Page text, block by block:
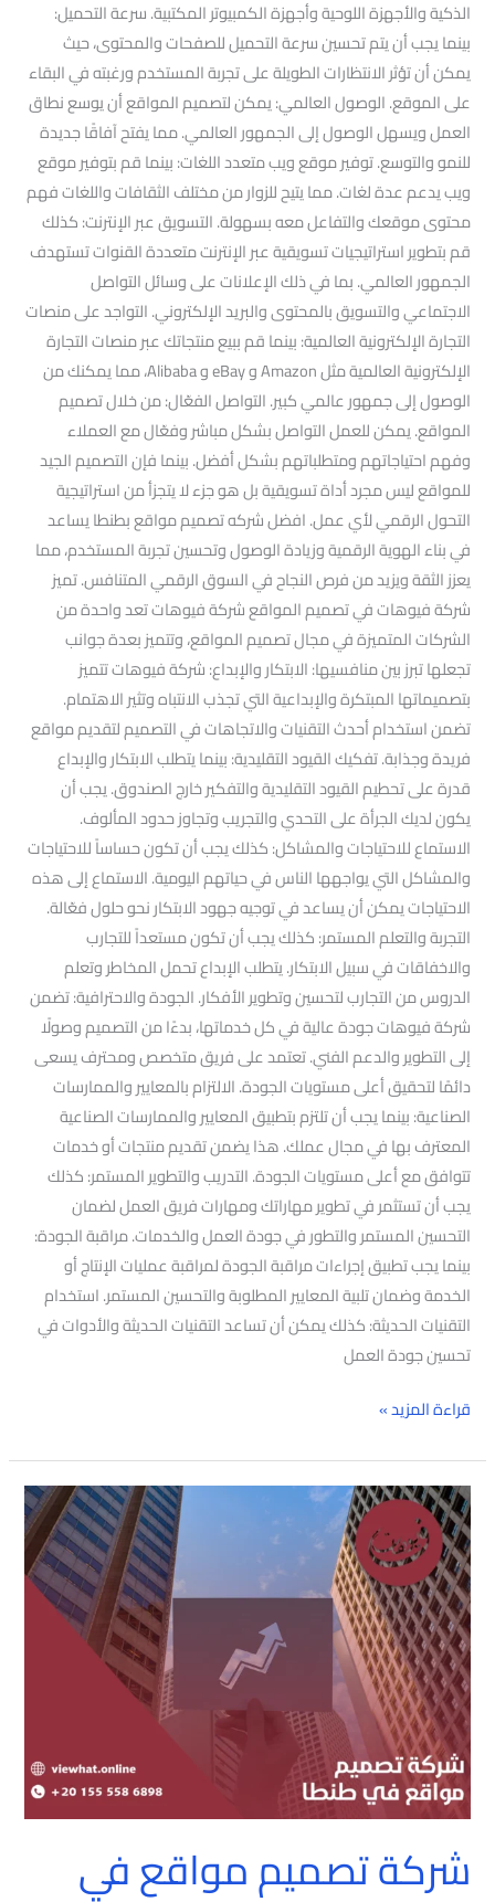
الذكية والأجهزة اللوحية وأجهزة الكمبيوتر المكتبية. سرعة التحميل:
بينما يجب أن يتم تحسين سرعة التحميل للصفحات والمحتوى، حيث
يمكن أن تؤثر الانتظارات الطويلة على تجربة المستخدم ورغبته في البقاء
على الموقع. الوصول العالمي: يمكن لتصميم المواقع أن يوسع نطاق
العمل ويسهل الوصول إلى الجمهور العالمي. مما يفتح آفاقًا جديدة
للنمو والتوسع. توفير موقع ويب متعدد اللغات: بينما قم بتوفير موقع
ويب يدعم عدة لغات. مما يتيح للزوار من مختلف الثقافات واللغات فهم
محتوى موقعك والتفاعل معه بسهولة. التسويق عبر الإنترنت: كذلك
قم بتطوير استراتيجيات تسويقية عبر الإنترنت متعددة القنوات تستهدف
الجمهور العالمي. بما في ذلك الإعلانات على وسائل التواصل
الاجتماعي والتسويق بالمحتوى والبريد الإلكتروني. التواجد على منصات
التجارة الإلكترونية العالمية: بينما قم ببيع منتجاتك عبر منصات التجارة
الإلكترونية العالمية مثل Amazon و eBay و Alibaba، مما يمكنك من
الوصول إلى جمهور عالمي كبير. التواصل الفعّال: من خلال تصميم
المواقع. يمكن للعمل التواصل بشكل مباشر وفعّال مع العملاء
وفهم احتياجاتهم ومتطلباتهم بشكل أفضل. بينما فإن التصميم الجيد
للمواقع ليس مجرد أداة تسويقية بل هو جزء لا يتجزأ من استراتيجية
التحول الرقمي لأي عمل. افضل شركه تصميم مواقع بطنطا يساعد
في بناء الهوية الرقمية وزيادة الوصول وتحسين تجربة المستخدم، مما
يعزز الثقة ويزيد من فرص النجاح في السوق الرقمي المتنافس. تميز
شركة فيوهات في تصميم المواقع شركة فيوهات تعد واحدة من
الشركات المتميزة في مجال تصميم المواقع، وتتميز بعدة جوانب
تجعلها تبرز بين منافسيها: الابتكار والإبداع: شركة فيوهات تتميز
بتصميماتها المبتكرة والإبداعية التي تجذب الانتباه وتثير الاهتمام.
تضمن استخدام أحدث التقنيات والاتجاهات في التصميم لتقديم مواقع
فريدة وجذابة. تفكيك القيود التقليدية: بينما يتطلب الابتكار والإبداع
قدرة على تحطيم القيود التقليدية والتفكير خارج الصندوق. يجب أن
يكون لديك الجرأة على التحدي والتجريب وتجاوز حدود المألوف.
الاستماع للاحتياجات والمشاكل: كذلك يجب أن تكون حساساً للاحتياجات
والمشاكل التي يواجهها الناس في حياتهم اليومية. الاستماع إلى هذه
الاحتياجات يمكن أن يساعد في توجيه جهود الابتكار نحو حلول فعّالة.
التجربة والتعلم المستمر: كذلك يجب أن تكون مستعداً للتجارب
والاخفاقات في سبيل الابتكار. يتطلب الإبداع تحمل المخاطر وتعلم
الدروس من التجارب لتحسين وتطوير الأفكار. الجودة والاحترافية: تضمن
شركة فيوهات جودة عالية في كل خدماتها، بدءًا من التصميم وصولًا
إلى التطوير والدعم الفني. تعتمد على فريق متخصص ومحترف يسعى
دائمًا لتحقيق أعلى مستويات الجودة. الالتزام بالمعايير والممارسات
الصناعية: بينما يجب أن تلتزم بتطبيق المعايير والممارسات الصناعية
المعترف بها في مجال عملك. هذا يضمن تقديم منتجات أو خدمات
تتوافق مع أعلى مستويات الجودة. التدريب والتطوير المستمر: كذلك
يجب أن تستثمر في تطوير مهاراتك ومهارات فريق العمل لضمان
التحسين المستمر والتطور في جودة العمل والخدمات. مراقبة الجودة:
بينما يجب تطبيق إجراءات مراقبة الجودة لمراقبة عمليات الإنتاج أو
الخدمة وضمان تلبية المعايير المطلوبة والتحسين المستمر. استخدام
التقنيات الحديثة: كذلك يمكن أن تساعد التقنيات الحديثة والأدوات في
تحسين جودة العمل
قراءة المزيد »
شركة تصميم مواقع في
شركة
تصميم
مواقع
في
طنطا